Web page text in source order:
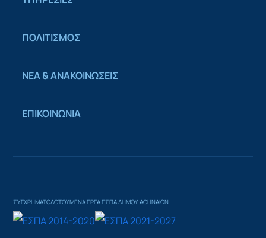
ΠΟΛΙΤΙΣΜΟΣ
ΝΕΑ & ΑΝΑΚΟΙΝΩΣΕΙΣ
ΕΠΙΚΟΙΝΩΝΙΑ
ΣΥΓΧΡΗΜΑΤΟΔΟΤΟΥΜΕΝΑ ΕΡΓΑ ΕΣΠΑ ΔΗΜΟΥ ΑΘΗΝΑΙΩΝ